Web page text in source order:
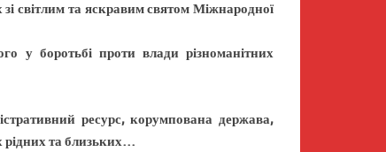
світлим та яскравим святом Міжнародної
у боротьбі проти влади різноманітних
ресурс, корумпована держава,
рідних та близьких…